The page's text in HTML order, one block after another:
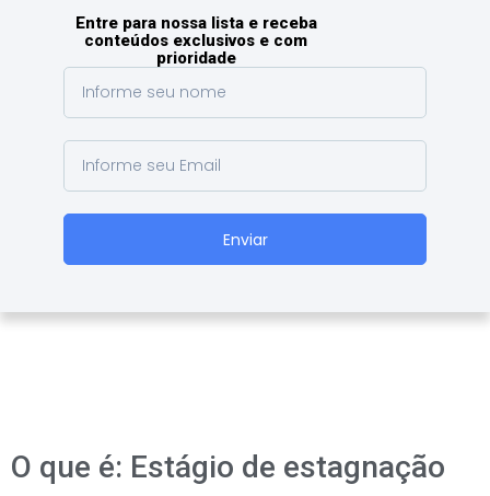
Enviar
Entre para nossa lista e receba
conteúdos exclusivos e com
prioridade
O que é: Estágio de estagnação